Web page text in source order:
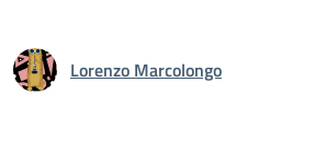
Lorenzo Marcolongo